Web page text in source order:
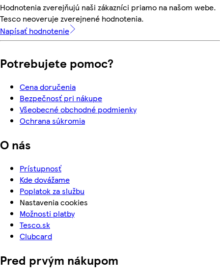
Hodnotenia zverejňujú naši zákazníci priamo na našom webe.
Tesco neoveruje zverejnené hodnotenia.
Napísať hodnotenie
Potrebujete pomoc?
Cena doručenia
Bezpečnosť pri nákupe
Všeobecné obchodné podmienky
Ochrana súkromia
O nás
Prístupnosť
Kde dovážame
Poplatok za službu
Nastavenia cookies
Možnosti platby
Tesco.sk
Clubcard
Pred prvým nákupom